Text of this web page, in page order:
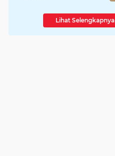
Wisatawan
Lihat Selengkapnya